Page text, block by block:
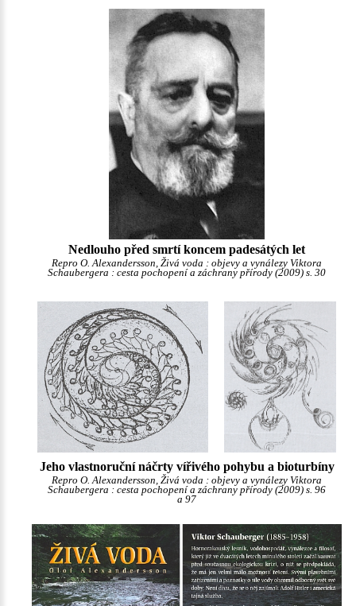
Nedlouho před smrtí koncem padesátých let
Repro O. Alexandersson, Živá voda : objevy a vynálezy Viktora
Schaubergera : cesta pochopení a záchrany přírody (2009) s. 30
Jeho vlastnoruční náčrty vířivého pohybu a bioturbíny
Repro O. Alexandersson, Živá voda : objevy a vynálezy Viktora
Schaubergera : cesta pochopení a záchrany přírody (2009) s. 96
a 97